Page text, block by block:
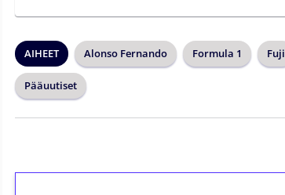
AIHEET Alonso Fernando Formula 1 Fuji
Pääuutiset